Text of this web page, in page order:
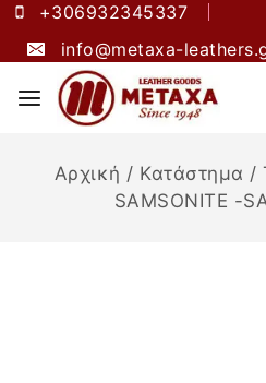
+306932345337
info@metaxa-
Αρχική / Κατάστημα /
SAMSONITE -